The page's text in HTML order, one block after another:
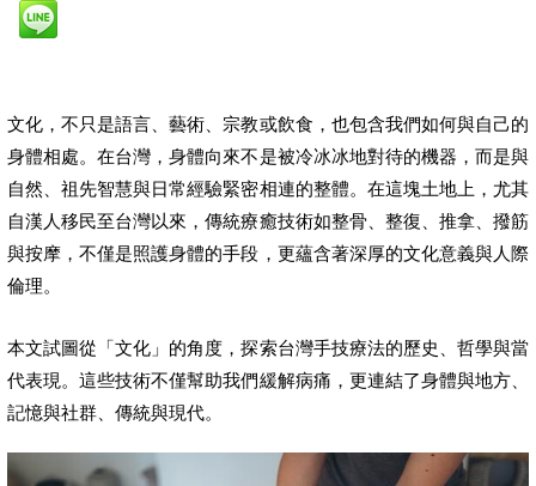
文化，不只是語言、藝術、宗教或飲食，也包含我們如何與自己的
身體相處。在台灣，身體向來不是被冷冰冰地對待的機器，而是與
自然、祖先智慧與日常經驗緊密相連的整體。在這塊土地上，尤其
自漢人移民至台灣以來，傳統療癒技術如整骨、整復、推拿、撥筋
與按摩，不僅是照護身體的手段，更蘊含著深厚的文化意義與人際
倫理。
本文試圖從「文化」的角度，探索台灣手技療法的歷史、哲學與當
代表現。這些技術不僅幫助我們緩解病痛，更連結了身體與地方、
記憶與社群、傳統與現代。